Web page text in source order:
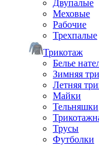
Двупалые
Меховые
Рабочие
Трехпалые
Трикотаж
Белье
Зимняя
Летняя
Майки
Тельняшки
Трусы
Футболки